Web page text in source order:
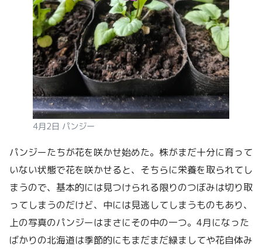
4月2日 パンジー
パンジーたちが花を咲かせ始めた。株がまだ十分に育って
いない状態で花を咲かせると、そちらに栄養を取られてし
まうので、基本的には見つけられる限りのつぼみは切り取
ってしまうのだけど、中には見逃してしまうものもあり、
上の写真のパンジーはまさにその中の一つ。4月になった
ばかりの北海道は季節的にもまだまだ緑ましてや花自体み